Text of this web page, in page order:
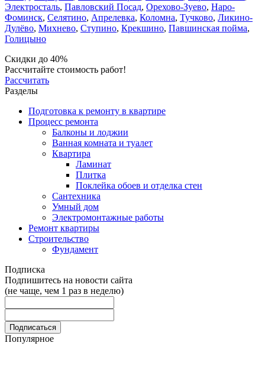
Электросталь, Павловский Посад, Орехово-Зуево, Наро-
Фоминск, Селятино, Апрелевка, Коломна, Тучково, Ликино-
Дулёво, Михнево, Ступино, Крекшино, Павшинская пойма,
Голицыно
Скидки до 40%
Рассчитайте стоимость работ!
Рассчитать
Разделы
Подготовка к ремонту в квартире
Процесс ремонта
Балконы и лоджии
Ванная комната и туалет
Квартира
Ламинат
Плитка
Поклейка обоев и отделка стен
Сантехника
Умный дом
Электромонтажные работы
Ремонт квартиры
Строительство
Фундамент
Подписка
Подпишитесь на новости сайта
(не чаще, чем 1 раз в неделю)
Популярное